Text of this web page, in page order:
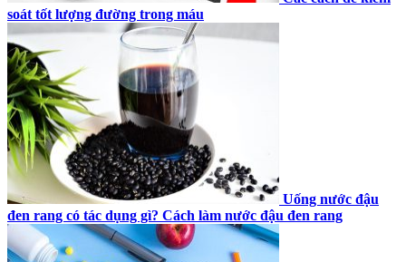
soát tốt lượng đường trong máu
Uống nước đậu
đen rang có tác dụng gì? Cách làm nước đậu đen rang